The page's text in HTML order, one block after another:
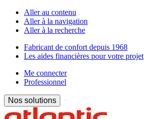
Aller au contenu
Aller à la navigation
Aller à la recherche
Fabricant de confort depuis 1968
Les aides financières pour votre projet
Me connecter
Professionnel
Nos solutions